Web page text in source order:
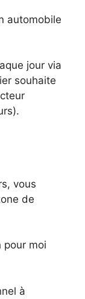
automobile
jour via
souhaite
vous
de
pour moi
à